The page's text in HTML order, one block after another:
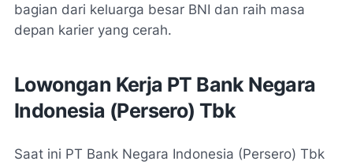
bagian dari keluarga besar BNI dan raih masa
depan karier yang cerah.
Lowongan Kerja PT Bank Negara
Indonesia (Persero) Tbk
Saat ini PT Bank Negara Indonesia (Persero) Tbk